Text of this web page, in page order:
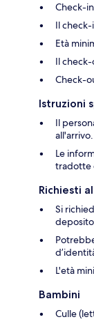
Check-
Il
Età
Il
Check-
Istruzioni
Il
all'arrivo.
Le
tradotte
Richiesti
Si
L'età
Bambini
Culle